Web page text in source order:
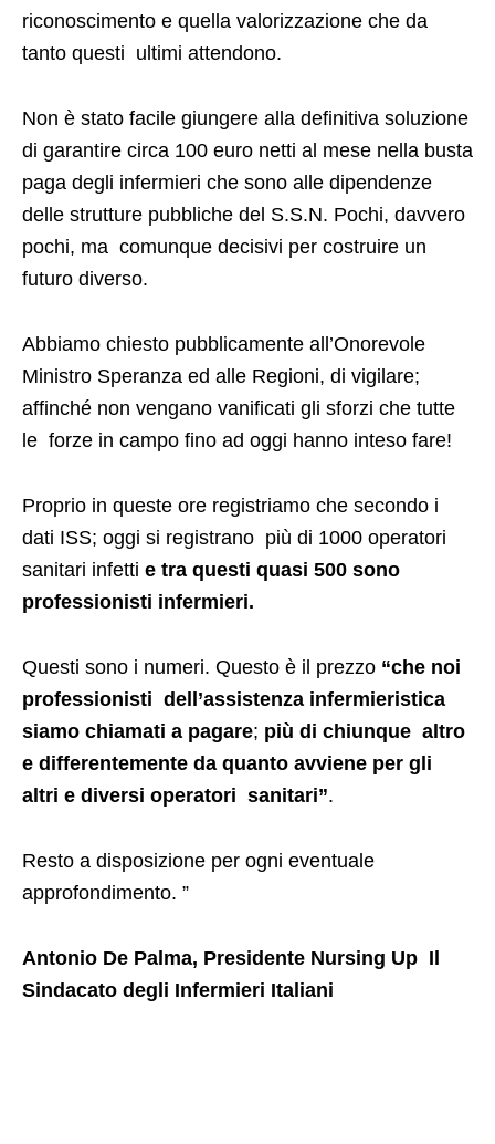
riconoscimento e quella valorizzazione che da
tanto questi ultimi attendono.
Non è stato facile giungere alla definitiva soluzione
di garantire circa 100 euro netti al mese nella busta
paga degli infermieri che sono alle dipendenze
delle strutture pubbliche del S.S.N. Pochi, davvero
pochi, ma comunque decisivi per costruire un
futuro diverso.
Abbiamo chiesto pubblicamente all’Onorevole
Ministro Speranza ed alle Regioni, di vigilare;
affinché non vengano vanificati gli sforzi che tutte
le forze in campo fino ad oggi hanno inteso fare!
Proprio in queste ore registriamo che secondo i
dati ISS; oggi si registrano più di 1000 operatori
sanitari infetti e tra questi quasi 500 sono
professionisti infermieri.
Questi sono i numeri. Questo è il prezzo “che noi
professionisti dell’assistenza infermieristica
siamo chiamati a pagare; più di chiunque altro
e differentemente da quanto avviene per gli
altri e diversi operatori sanitari”.
Resto a disposizione per ogni eventuale
approfondimento. ”
Antonio De Palma, Presidente Nursing Up Il
Sindacato degli Infermieri Italiani